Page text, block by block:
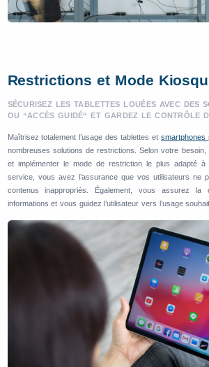
Restrictions et Mode
SÉCURISEZ LES TABLETTES LOUÉES AVEC DES
OU “ACCÈS GUIDÉ“ ET GARDEZ LE CONTRÔLE
Maîtrisez totalement l’usage des tablettes et smartphones
nombreuses solutions de restrictions. Selon votre
et implémenter le mode de restriction le plus adapté
service, vous avez l’assurance que vos utilisateurs ne
contenus inappropriés. Également, vous assurez la
informations et vous guidez l’utilisateur vers l’usage